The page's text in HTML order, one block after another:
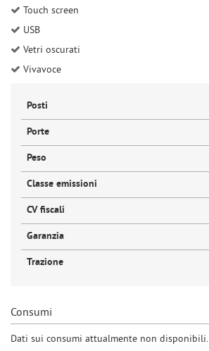
Touch screen
USB
Vetri oscurati
Vivavoce
Posti
Porte
Peso
Classe emissioni
CV fiscali
Garanzia
Trazione
Consumi
Dati sui consumi attualmente non disponibili.